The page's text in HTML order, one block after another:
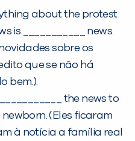
about the protest
is ___________ news.
sobre os
que se não há
bem.).
the news to
(Eles ficaram
à notícia a família real